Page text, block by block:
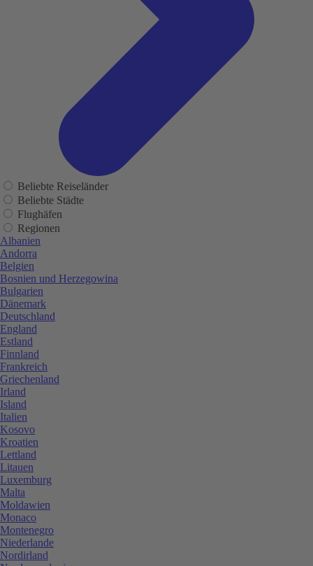
Beliebte Reiseländer
Beliebte Städte
Flughäfen
Regionen
Albanien
Andorra
Belgien
Bosnien und Herzegowina
Bulgarien
Dänemark
Deutschland
England
Estland
Finnland
Frankreich
Griechenland
Irland
Island
Italien
Kosovo
Kroatien
Lettland
Litauen
Luxemburg
Malta
Moldawien
Monaco
Montenegro
Niederlande
Nordirland